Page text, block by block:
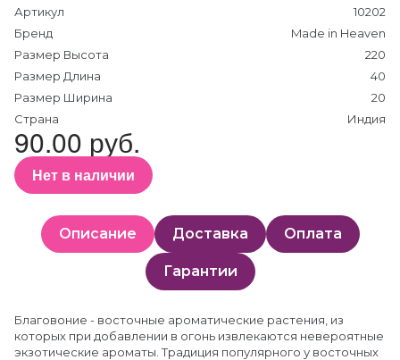
Артикул
10202
Бренд
Made in Heaven
Размер Высота
220
Размер Длина
40
Размер Ширина
20
Страна
Индия
90.00 руб.
Нет в наличии
Описание Доставка Оплата
Гарантии
Благовоние - восточные ароматические растения, из
которых при добавлении в огонь извлекаются невероятные
экзотические ароматы. Традиция популярного у восточных